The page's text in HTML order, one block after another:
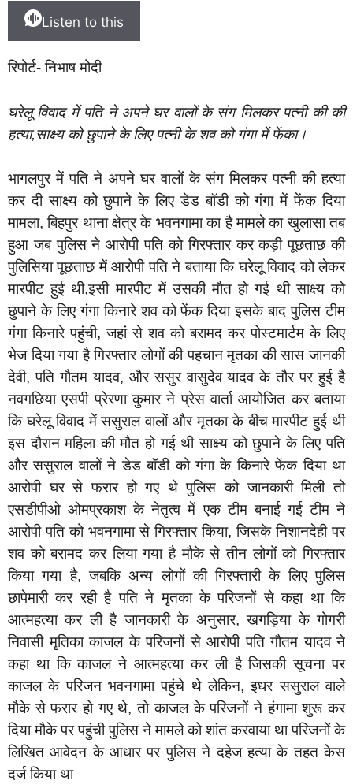
Listen to this
रिपोर्ट- निभाष मोदी
घरेलू विवाद में पति ने अपने घर वालों के संग मिलकर पत्नी की की
हत्या,साक्ष्य को छुपाने के लिए पत्नी के शव को गंगा में फेंका।
भागलपुर में पति ने अपने घर वालों के संग मिलकर पत्नी की हत्या
कर दी साक्ष्य को छुपाने के लिए डेड बॉडी को गंगा में फेंक दिया
मामला, बिहपुर थाना क्षेत्र के भवनगामा का है मामले का खुलासा तब
हुआ जब पुलिस ने आरोपी पति को गिरफ्तार कर कड़ी पूछताछ की
पुलिसिया पूछताछ में आरोपी पति ने बताया कि घरेलू विवाद को लेकर
मारपीट हुई थी,इसी मारपीट में उसकी मौत हो गई थी साक्ष्य को
छुपाने के लिए गंगा किनारे शव को फेंक दिया इसके बाद पुलिस टीम
गंगा किनारे पहुंची, जहां से शव को बरामद कर पोस्टमार्टम के लिए
भेज दिया गया है गिरफ्तार लोगों की पहचान मृतका की सास जानकी
देवी, पति गौतम यादव, और ससुर वासुदेव यादव के तौर पर हुई है
नवगछिया एसपी प्रेरणा कुमार ने प्रेस वार्ता आयोजित कर बताया
कि घरेलू विवाद में ससुराल वालों और मृतका के बीच मारपीट हुई थी
इस दौरान महिला की मौत हो गई थी साक्ष्य को छुपाने के लिए पति
और ससुराल वालों ने डेड बॉडी को गंगा के किनारे फेंक दिया था
आरोपी घर से फरार हो गए थे पुलिस को जानकारी मिली तो
एसडीपीओ ओमप्रकाश के नेतृत्व में एक टीम बनाई गई टीम ने
आरोपी पति को भवनगामा से गिरफ्तार किया, जिसके निशानदेही पर
शव को बरामद कर लिया गया है मौके से तीन लोगों को गिरफ्तार
किया गया है, जबकि अन्य लोगों की गिरफ्तारी के लिए पुलिस
छापेमारी कर रही है पति ने मृतका के परिजनों से कहा था कि
आत्महत्या कर ली है जानकारी के अनुसार, खगड़िया के गोगरी
निवासी मृतिका काजल के परिजनों से आरोपी पति गौतम यादव ने
कहा था कि काजल ने आत्महत्या कर ली है जिसकी सूचना पर
काजल के परिजन भवनगामा पहुंचे थे लेकिन, इधर ससुराल वाले
मौके से फरार हो गए थे, तो काजल के परिजनों ने हंगामा शुरू कर
दिया मौके पर पहुंची पुलिस ने मामले को शांत करवाया था परिजनों के
लिखित आवेदन के आधार पर पुलिस ने दहेज हत्या के तहत केस
दर्ज किया था